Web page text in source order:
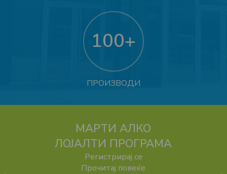
100+
ПРОИЗВОДИ
МАРТИ АЛКО
ЛОЈАЛТИ ПРОГРАМА
Регистрирај се
Прочитај повеќе